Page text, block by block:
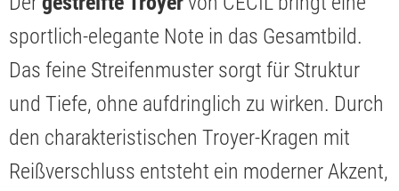
sportlich-elegante Note in das Gesamtbild.
Das feine Streifenmuster sorgt für Struktur
und Tiefe, ohne aufdringlich zu wirken. Durch
den charakteristischen Troyer-Kragen mit
Reißverschluss entsteht ein moderner Akzent,